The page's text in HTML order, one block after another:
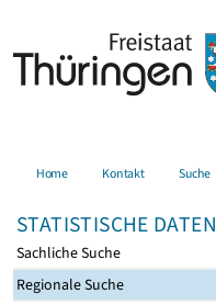
Home Kontakt Suche
STATISTISCHE DATEN
Sachliche Suche
Regionale Suche